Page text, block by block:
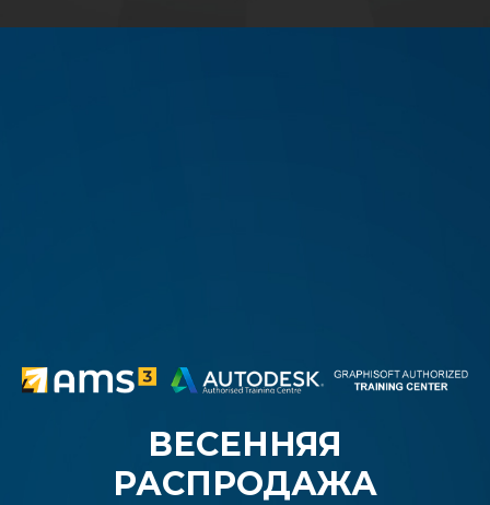
ВЕСЕННЯЯ
РАСПРОДАЖА